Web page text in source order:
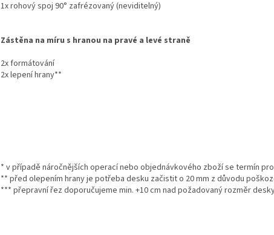
1x rohový spoj 90° zafrézovaný (neviditelný)
Zástěna na míru s hranou na pravé a levé straně
2x formátování
2x lepení hrany**
* v případě náročnějších operací nebo objednávkového zboží se termín
** před olepením hrany je potřeba desku začistit o 20 mm z důvodu
*** přepravní řez doporučujeme min. +10 cm nad požadovaný rozměr